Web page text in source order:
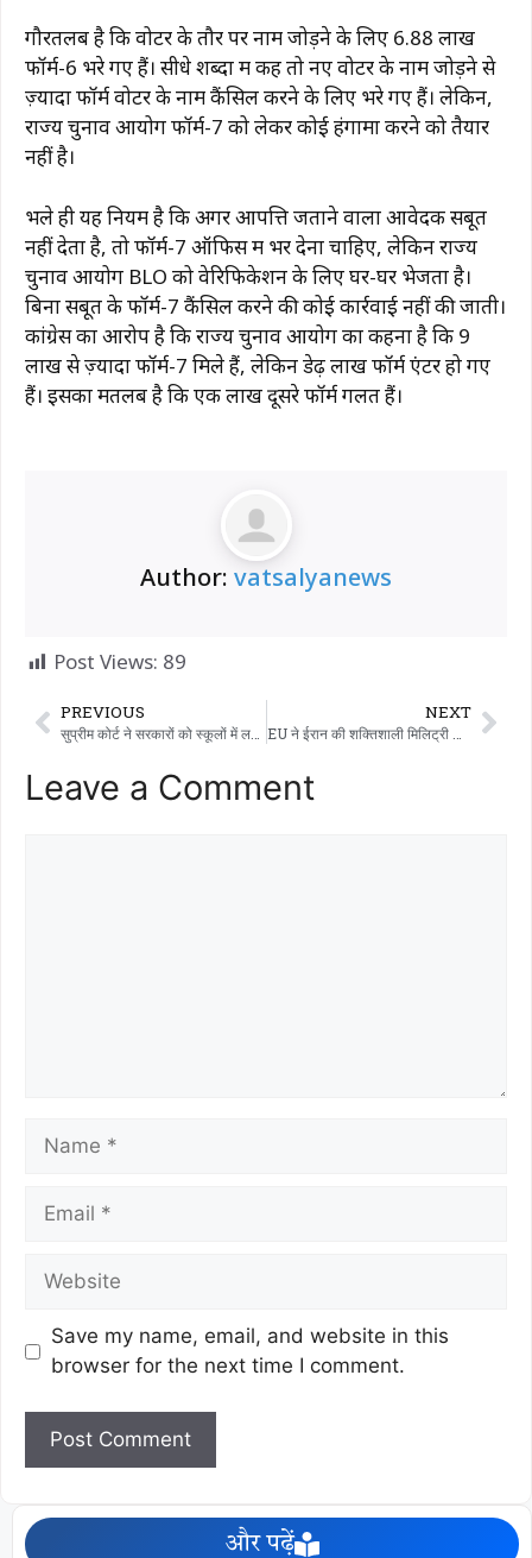
गौरतलब है कि वोटर के तौर पर नाम जोड़ने के लिए 6.88 लाख
फॉर्म-6 भरे गए हैं। सीधे शब्दों में कहें तो नए वोटर के नाम जोड़ने से
ज़्यादा फॉर्म वोटर के नाम कैंसिल करने के लिए भरे गए हैं। लेकिन,
राज्य चुनाव आयोग फॉर्म-7 को लेकर कोई हंगामा करने को तैयार
नहीं है।
भले ही यह नियम है कि अगर आपत्ति जताने वाला आवेदक सबूत
नहीं देता है, तो फॉर्म-7 ऑफिस में भर देना चाहिए, लेकिन राज्य
चुनाव आयोग BLO को वेरिफिकेशन के लिए घर-घर भेजता है।
बिना सबूत के फॉर्म-7 कैंसिल करने की कोई कार्रवाई नहीं की जाती।
कांग्रेस का आरोप है कि राज्य चुनाव आयोग का कहना है कि 9
लाख से ज़्यादा फॉर्म-7 मिले हैं, लेकिन डेढ़ लाख फॉर्म एंटर हो गए
हैं। इसका मतलब है कि एक लाख दूसरे फॉर्म गलत हैं।
Author: vatsalyanews
Post Views: 89
PREVIOUS
सुप्रीम कोर्ट ने सरकारों को स्कूलों में लड़कियों के लिए अलग टॉयलेट और सैनिटरी पैड देने का आदेश दिया
NEXT
EU ने ईरान की शक्तिशाली मिलिट्री फोर्स, IRGC को आतंकवादी संगठन घोषित करके एक बड़ा फैसला लिया।
Leave a Comment
Save my name, email, and website in this
browser for the next time I comment.
और पढ़ें